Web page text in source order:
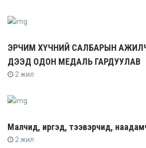
ЭРЧИМ ХҮЧНИЙ САЛБАРЫН
ДЭЭД ОДОН МЕДАЛЬ ГАРДУУЛАВ
2 жил
Малчид, иргэд, тээвэрчид,
2 жил